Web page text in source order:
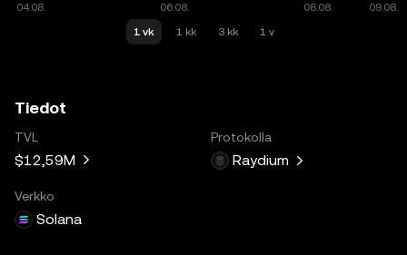
1 vk 1 kk 3 kk 1 v
Tiedot
TVL
$12,59M
Protokolla
Raydium
Verkko
Solana